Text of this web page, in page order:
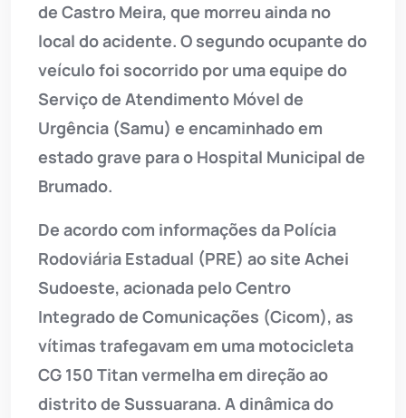
de Castro Meira, que morreu ainda no
local do acidente. O segundo ocupante do
veículo foi socorrido por uma equipe do
Serviço de Atendimento Móvel de
Urgência (Samu) e encaminhado em
estado grave para o Hospital Municipal de
Brumado.
De acordo com informações da Polícia
Rodoviária Estadual (PRE) ao site Achei
Sudoeste, acionada pelo Centro
Integrado de Comunicações (Cicom), as
vítimas trafegavam em uma motocicleta
CG 150 Titan vermelha em direção ao
distrito de Sussuarana. A dinâmica do